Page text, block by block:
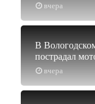
вчера
вчера
В
пострадал